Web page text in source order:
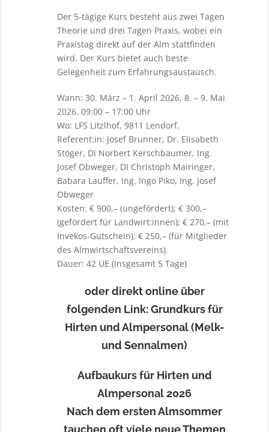
Der 5-tägige Kurs besteht aus zwei Tagen
Theorie und drei Tagen Praxis, wobei ein
Praxistag direkt auf der Alm stattfinden
wird. Der Kurs bietet auch beste
Gelegenheit zum Erfahrungsaustausch.
Wann: 30. März – 1. April 2026, 8. – 9. Mai
2026, 09:00 – 17:00 Uhr
Wo: LFS Litzlhof, 9811 Lendorf,
Referent:in: Josef Brunner, Dr. Elisabeth
Stöger, DI Norbert Kerschbaumer, Ing.
Josef Obweger, DI Christoph Mairinger,
Babara Lauffer, Ing. Ingo Piko, Ing. Josef
Obweger
Kosten: € 900,– (ungefördert); € 300,–
(gefördert für Landwirt:innen); € 270,– (mit
Invekos-Gutschein); € 250,– (für Mitglieder
des Almwirtschaftsvereins)
Dauer: 42 UE (insgesamt 5 Tage)
oder direkt online über
folgenden Link: Grundkurs für
Hirten und Almpersonal (Melk-
und Sennalmen)
Aufbaukurs für Hirten und
Almpersonal 2026
Nach dem ersten Almsommer
tauchen oft viele neue Themen